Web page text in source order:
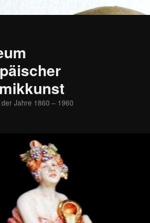
Jahre 1860 – 1960